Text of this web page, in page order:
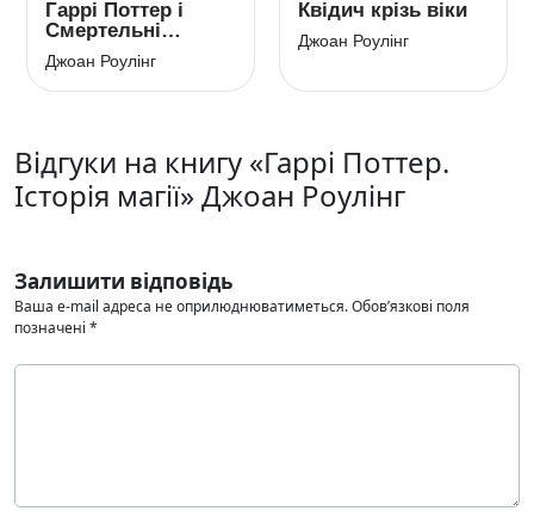
Гаррі Поттер i
Смертельні
реліквії
Джоан Роулінг
Квідич крізь віки
Джоан Роулінг
Відгуки на книгу «Гаррі Поттер.
Історія магії» Джоан Роулінг
Залишити відповідь
Ваша e-mail адреса не оприлюднюватиметься.Обов’язкові поля
позначені *